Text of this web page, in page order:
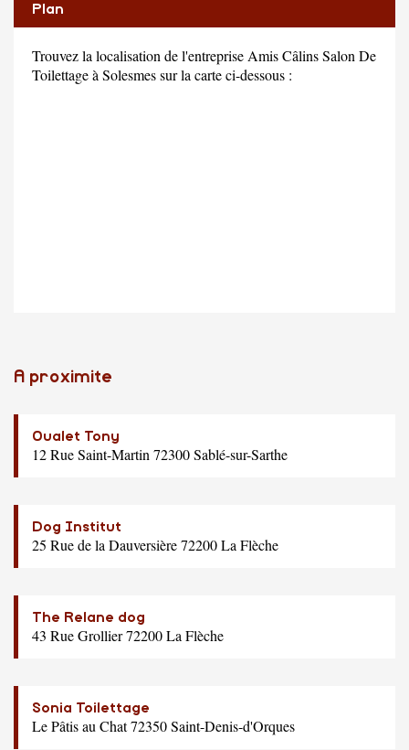
Plan
Trouvez la localisation de l'entreprise Amis Câlins Salon De
Toilettage à Solesmes sur la carte ci-dessous :
A proximite
Oualet Tony
12 Rue Saint-Martin 72300 Sablé-sur-Sarthe
Dog Institut
25 Rue de la Dauversière 72200 La Flèche
The Relane dog
43 Rue Grollier 72200 La Flèche
Sonia Toilettage
Le Pâtis au Chat 72350 Saint-Denis-d'Orques